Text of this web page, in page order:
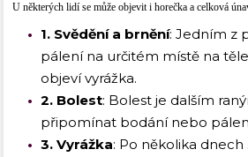
U některých lidí se může objevit i horečka a celková
1. Svědění a brnění: Jedním z
pálení na určitém místě na
objeví vyrážka.
2. Bolest: Bolest je dalším
připomínat bodání nebo
3. Vyrážka: Po několika dnech